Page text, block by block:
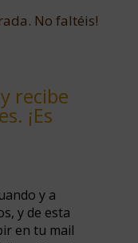
No faltéis!
recibe
¡Es
y a
y de esta
en tu mail